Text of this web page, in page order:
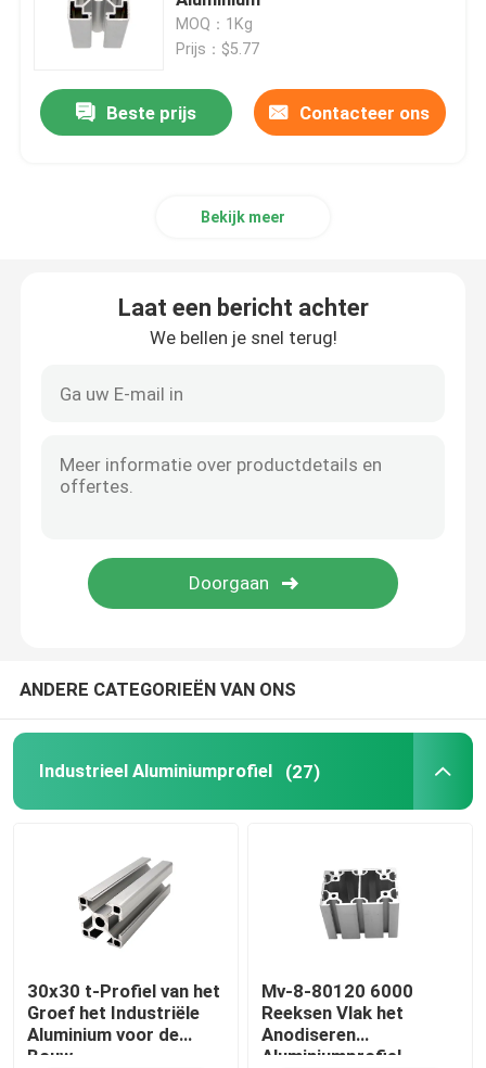
Het anodiseren Aluminiumprofiel
Aangepast Aluminiumprofiel
6061 aluminiumblad
uitgedreven aluminiumbar
De Buis van de aluminiumuitdrijving
MOQ：1Kg
Prijs：$5.77
Beste prijs Contacteer ons
Bekijk meer
Laat een bericht achter
We bellen je snel terug!
ANDERE CATEGORIEËN VAN ONS
Industrieel Aluminiumprofiel (27)
30x30 t-Profiel van het
Groef het Industriële
Aluminium voor de
Bouw
Mv-8-80120 6000
Reeksen Vlak het
Anodiseren
Aluminiumprofiel